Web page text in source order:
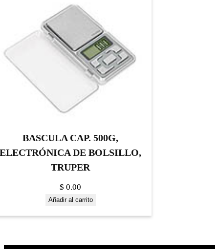
BASCULA CAP. 500G,
ELECTRÓNICA DE BOLSILLO,
TRUPER
$ 0.00
Añadir al carrito